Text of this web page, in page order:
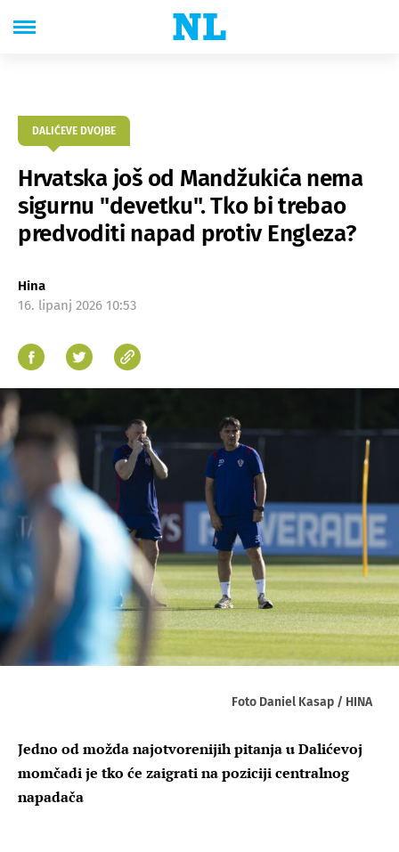
DALIĆEVE DVOJBE
Hrvatska još od Mandžukića nema
sigurnu "devetku". Tko bi trebao
predvoditi napad protiv Engleza?
Hina
16. lipanj 2026 10:53
Foto Daniel Kasap / HINA
Jedno od možda najotvorenijih pitanja u Dalićevoj
momčadi je tko će zaigrati na poziciji centralnog
napadača